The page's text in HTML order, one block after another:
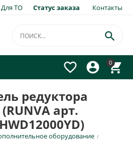
Для ТО Статус заказа Контакты
0




редуктора
арт.
оборудование /
на складе
×
HWD12000YD (RUNVA арт.
письмом
уведомления